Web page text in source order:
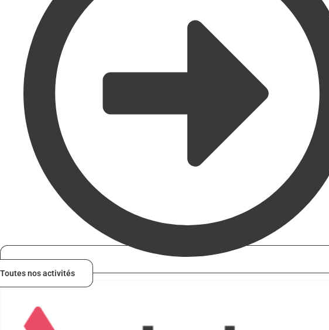
Toutes nos activités